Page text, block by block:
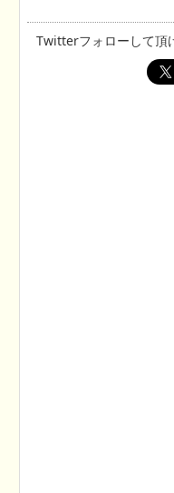
Twitterフォローして頂